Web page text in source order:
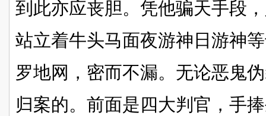
到此亦应丧胆。凭他骗天手段
站立着牛头马面夜游神日游神
罗地网，密而不漏。无论恶鬼
归案的。前面是四大判官，手